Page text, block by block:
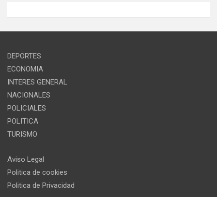
DEPORTES
ECONOMIA
INTERES GENERAL
NACIONALES
POLICIALES
POLITICA
TURISMO
Aviso Legal
Politica de cookies
Politica de Privacidad